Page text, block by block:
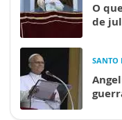
O
de
SANTO